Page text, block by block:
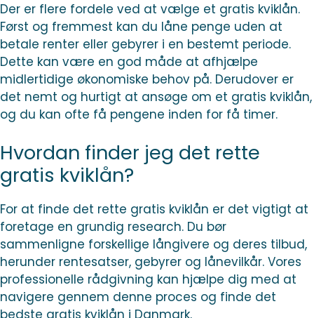
Der er flere fordele ved at vælge et gratis kviklån.
Først og fremmest kan du låne penge uden at
betale renter eller gebyrer i en bestemt periode.
Dette kan være en god måde at afhjælpe
midlertidige økonomiske behov på. Derudover er
det nemt og hurtigt at ansøge om et gratis kviklån,
og du kan ofte få pengene inden for få timer.
Hvordan finder jeg det rette
gratis kviklån?
For at finde det rette gratis kviklån er det vigtigt at
foretage en grundig research. Du bør
sammenligne forskellige långivere og deres tilbud,
herunder rentesatser, gebyrer og lånevilkår. Vores
professionelle rådgivning kan hjælpe dig med at
navigere gennem denne proces og finde det
bedste gratis kviklån i Danmark.